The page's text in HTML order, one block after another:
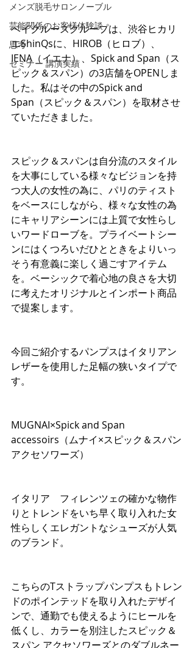
メンズ脱毛サロンノーブル
芸能関係のお客様体験談
思考
セミナー 講演実績
ベイクルーズグループは、渋谷ヒカリ
エShinQsに、HIROB（ヒロブ）、
IENA（イエナ）、Spick and Span（ス
ピック＆スパン）の3店舗をOPENしま
した。私はその中のSpick and
Span（スピック＆スパン）を取材させ
ていただきました。
スピック＆スパンは自分流のスタイル
を大事にしている様々なビジョンを持
つ大人の女性の為に、パリのティスト
をベースにしながら、様々な女性の為
にキャリアシーンには上質で女性らし
いワードローブを。プライベートシー
ンにはくつろいだひとときをよりいっ
そう有意義に楽しく過ごすアイテム
を。ベーシックで着心地の良さを大切
に考えたオリジナルとインポート商品
で提案します。
今回ご紹介するパンプスはイタリアン
レザーを使用した足幅の狭いタイプで
す。
MUGNAI×Spick and Span
accessoirs（ムナイ×スピック＆スパン
アクセソワーズ）
イタリア　フィレンツェの確かな物作
りとトレンドをいち早く取り入れた女
性らしくエレガントなシューズが人気
のブランド。
こちらのTストラップパンプスもトレン
ドのポインテッドを取り入れたデザイ
ンで、通勤でも使えるようにヒールを
低くし、カラーを別注したスピック＆
スパン アクセソワーズとのダブルネー